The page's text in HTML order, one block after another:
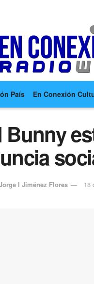
País En Conexión
Bunny
I Jiménez Flores 18